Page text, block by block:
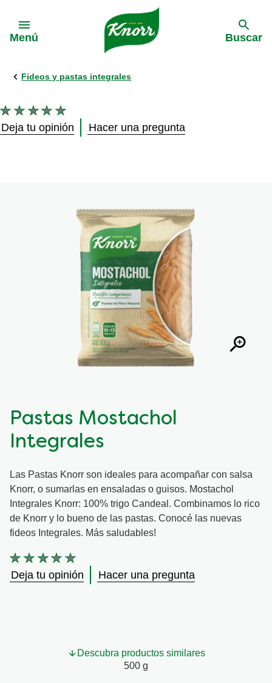
Menú Buscar
Fideos y pastas integrales
No
han
Deja tu opinión Hacer una pregunta
Pastas Mostachol
Integrales
Las Pastas Knorr son ideales para acompañar con salsa
Knorr, o sumarlas en ensaladas o guisos. Mostachol
Integrales Knorr: 100% trigo Candeal. Combinamos lo rico
de Knorr y lo bueno de las pastas. Conocé las nuevas
fideos Integrales. Más saludables!
No
han
Deja tu opinión Hacer una pregunta
Descubra productos similares
500 g